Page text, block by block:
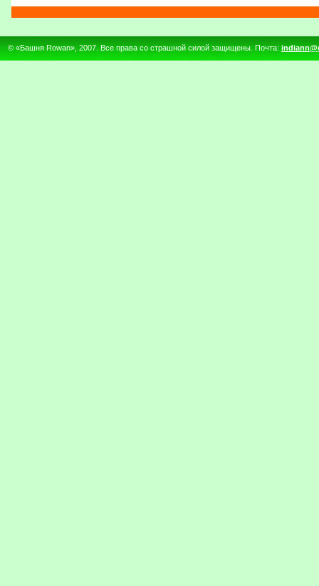
© «Башня Rowan», 2007. Все права со страшной силой защищены. Почта: